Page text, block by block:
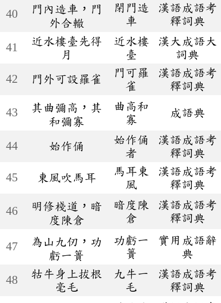
40
門內造車，門
外合轍
閉門造
車
漢語成語考
釋詞典
41
近水樓臺先得
月
近水樓
臺
漢大成語大
詞典
42
門外可設羅雀
門可羅
雀
漢語成語考
釋詞典
43
其曲彌高，其
和彌寡
曲高和
寡
成語典
44 始作俑
始作俑
者
漢語成語考
釋詞典
45
東風吹馬耳
馬耳東
風
漢語成語考
釋詞典
46
明修棧道，暗
度陳倉
暗度陳
倉
漢語成語考
釋詞典
47
為山九仞，功
虧一簣
功虧一
簣
實用成語辭
典
48
牯牛身上拔根
毫毛
九牛一
毛
漢語成語考
釋詞典